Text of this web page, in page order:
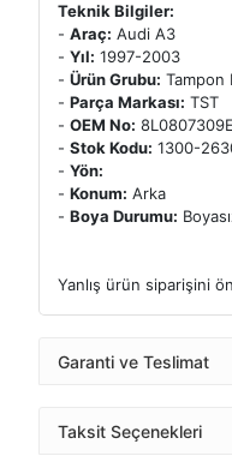
Teknik Bilgiler:
- Araç: Audi A3
- Yıl: 1997-2003
- Ürün Grubu: Tampon
- Parça Markası: TST
- OEM No: 8L0807309E
- Stok Kodu: 1300-
- Yön:
- Konum: Arka
- Boya Durumu:
Yanlış ürün siparişini
Garanti ve Teslimat
Taksit Seçenekleri